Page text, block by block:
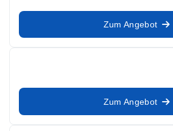
Zum Angebot
Zum Angebot